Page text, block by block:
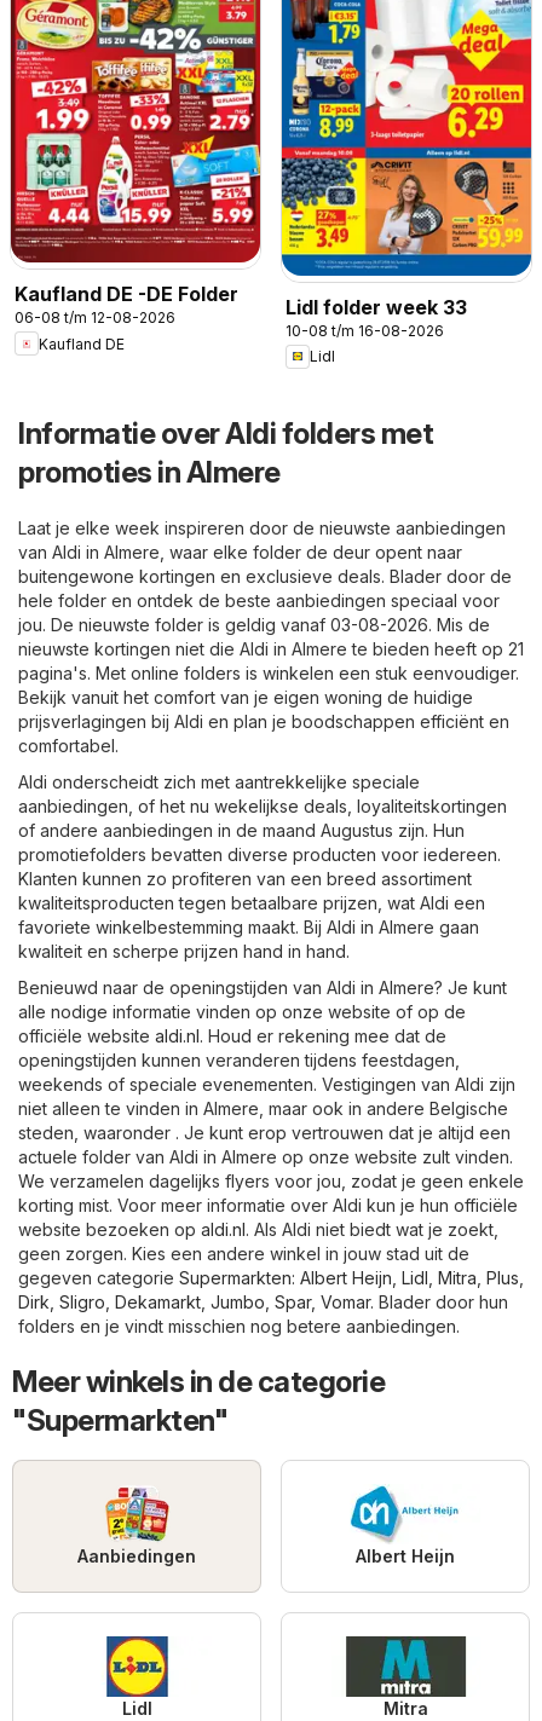
Kaufland DE -DE Folder
06-08 t/m 12-08-2026
Kaufland DE
Lidl folder week 33
10-08 t/m 16-08-2026
Lidl
Informatie over Aldi folders met
promoties in Almere
Laat je elke week inspireren door de nieuwste aanbiedingen
van Aldi in Almere, waar elke folder de deur opent naar
buitengewone kortingen en exclusieve deals. Blader door de
hele folder en ontdek de beste aanbiedingen speciaal voor
jou. De nieuwste folder is geldig vanaf 03-08-2026. Mis de
nieuwste kortingen niet die Aldi in Almere te bieden heeft op 21
pagina's. Met online folders is winkelen een stuk eenvoudiger.
Bekijk vanuit het comfort van je eigen woning de huidige
prijsverlagingen bij Aldi en plan je boodschappen efficiënt en
comfortabel.
Aldi onderscheidt zich met aantrekkelijke speciale
aanbiedingen, of het nu wekelijkse deals, loyaliteitskortingen
of andere aanbiedingen in de maand Augustus zijn. Hun
promotiefolders bevatten diverse producten voor iedereen.
Klanten kunnen zo profiteren van een breed assortiment
kwaliteitsproducten tegen betaalbare prijzen, wat Aldi een
favoriete winkelbestemming maakt. Bij Aldi in Almere gaan
kwaliteit en scherpe prijzen hand in hand.
Benieuwd naar de openingstijden van Aldi in Almere? Je kunt
alle nodige informatie vinden op onze website of op de
officiële website aldi.nl. Houd er rekening mee dat de
openingstijden kunnen veranderen tijdens feestdagen,
weekends of speciale evenementen. Vestigingen van Aldi zijn
niet alleen te vinden in Almere, maar ook in andere Belgische
steden, waaronder . Je kunt erop vertrouwen dat je altijd een
actuele folder van Aldi in Almere op onze website zult vinden.
We verzamelen dagelijks flyers voor jou, zodat je geen enkele
korting mist. Voor meer informatie over Aldi kun je hun officiële
website bezoeken op aldi.nl. Als Aldi niet biedt wat je zoekt,
geen zorgen. Kies een andere winkel in jouw stad uit de
gegeven categorie Supermarkten: Albert Heijn Lidl Mitra Plus
Dirk Sligro Dekamarkt Jumbo Spar, Vomar. Blader door hun
folders en je vindt misschien nog betere aanbiedingen.
Meer winkels in de categorie
"Supermarkten"
Aanbiedingen Albert Heijn
Lidl Mitra